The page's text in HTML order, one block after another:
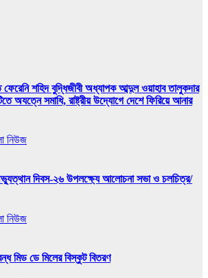
শহিদ বুদ্ধিজীবী অধ্যাপক আব্দুল ওয়াহাব তালুকদার
অযত্নে সমাধি, রাষ্ট্রীয় উদ্যোগে দেশে ফিরিয়ে আনার
নিউজ
দিবস-২৬ উপলক্ষ্যে আলোচনা সভা ও চলচিত্র/
নিউজ
মিড ডে মিলের বিস্কুট বিতরণ